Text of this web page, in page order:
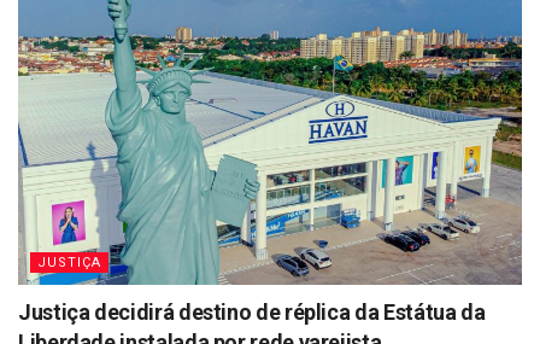
JUSTIÇA
Justiça decidirá destino de réplica da Estátua da